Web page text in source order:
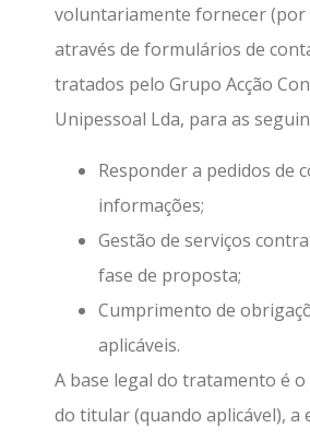
voluntariamente fornecer (por
através de formulários de
tratados pelo Grupo Acção
Unipessoal Lda, para as
Responder a pedidos de
informações;
Gestão de serviços
fase de proposta;
Cumprimento de
aplicáveis.
A base legal do tratamento é
do titular (quando aplicável), a